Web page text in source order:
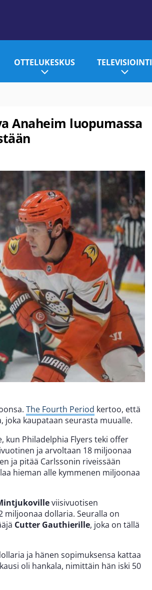
OTTELUKESKUS TELEVISIOINTI
Anaheim luopumassa
The Fourth Period kertoo, että
joka kaupataan seurasta muualle.
Philadelphia Flyers teki offer
ja arvoltaan 18 miljoonaa
ja pitää Carlssonin riveissään
hieman alle kymmenen miljoonaa
viisivuotisen
miljoonaa dollaria. Seuralla on
Cutter Gauthierille, joka on tällä
ja hänen sopimuksensa kattaa
oli hankala, nimittäin hän iski 50